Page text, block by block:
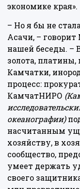
экономике края».
– Но я бы не
Асачи, –
нашей беседы. –
золота,
Камчатки,
процесс:
КамчатНИРО
океанографии)
насчитанным
хозяйству, в
сообщество,
умеет держать
своего